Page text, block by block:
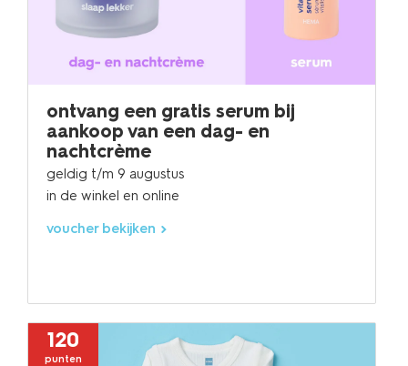
ontvang een gratis serum bij
aankoop van een dag- en
nachtcrème
geldig t/m 9 augustus
in de winkel en online
voucher bekijken
120
punten